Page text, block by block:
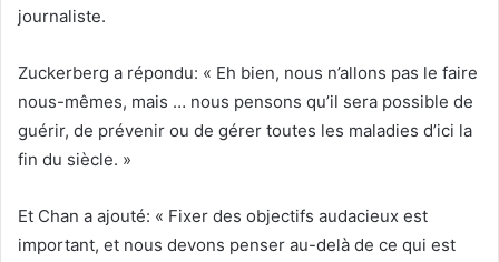
journaliste.
Zuckerberg a répondu: « Eh bien, nous n’allons pas le faire
nous-mêmes, mais … nous pensons qu’il sera possible de
guérir, de prévenir ou de gérer toutes les maladies d’ici la
fin du siècle. »
Et Chan a ajouté: « Fixer des objectifs audacieux est
important, et nous devons penser au-delà de ce qui est